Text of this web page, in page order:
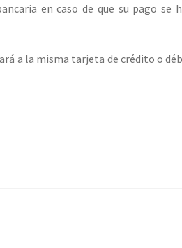
en caso de que su pago se
a la misma tarjeta de crédito o